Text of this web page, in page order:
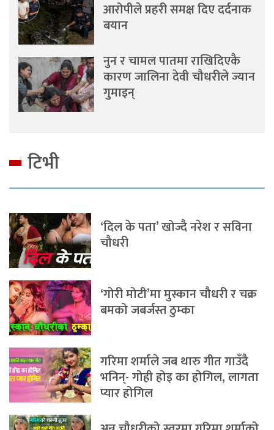
आरोपीले प्रहरी समक्ष दिए दर्दनाक
बयान
नुन र चामल पातमा राखिदिएकै
कारण जालिना देवी चौधरीले ज्यान
गुमाइन्
टिभी
‘दिल के पता’ खोज्दै नरेश र सविना
चौधरी
‘गोरी मोटी’मा मुस्कान चौधरी र चक्र
बमको जबर्जस्त ठुम्का
गरिमा शर्माले जब थारु गीत गाउँदै
भनिन्- गोही होइ का होगिल, लागता
प्यार होगिल